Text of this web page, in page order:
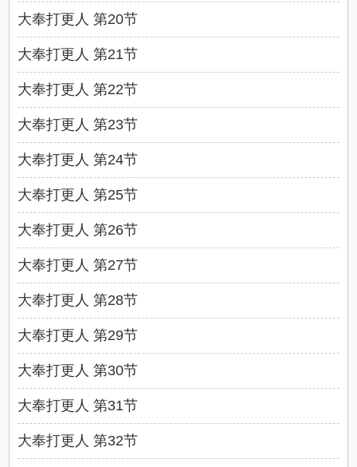
大奉打更人 第20节
大奉打更人 第21节
大奉打更人 第22节
大奉打更人 第23节
大奉打更人 第24节
大奉打更人 第25节
大奉打更人 第26节
大奉打更人 第27节
大奉打更人 第28节
大奉打更人 第29节
大奉打更人 第30节
大奉打更人 第31节
大奉打更人 第32节